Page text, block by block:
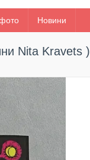
Новини
Nita Kravets )